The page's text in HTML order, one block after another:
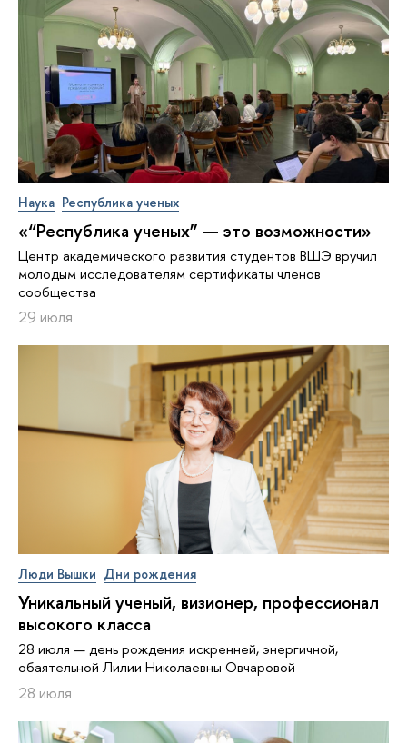
Наука Республика ученых
«“Республика ученых” — это возможности»
Центр академического развития студентов ВШЭ вручил
молодым исследователям сертификаты членов
сообщества
29 июля
Люди Вышки Дни рождения
Уникальный ученый, визионер, про­фес­си­о­нал
высокого класса
28 июля — день рождения искренней, энергичной,
обаятельной Лилии Николаевны Овчаровой
28 июля